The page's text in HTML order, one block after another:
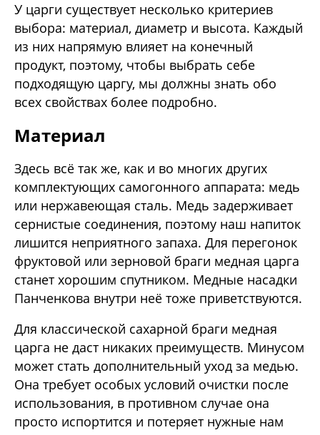
У царги существует несколько критериев
выбора: материал, диаметр и высота. Каждый
из них напрямую влияет на конечный
продукт, поэтому, чтобы выбрать себе
подходящую царгу, мы должны знать обо
всех свойствах более подробно.
Материал
Здесь всё так же, как и во многих других
комплектующих самогонного аппарата: медь
или нержавеющая сталь. Медь задерживает
сернистые соединения, поэтому наш напиток
лишится неприятного запаха. Для перегонок
фруктовой или зерновой браги медная царга
станет хорошим спутником. Медные насадки
Панченкова внутри неё тоже приветствуются.
Для классической сахарной браги медная
царга не даст никаких преимуществ. Минусом
может стать дополнительный уход за медью.
Она требует особых условий очистки после
использования, в противном случае она
просто испортится и потеряет нужные нам